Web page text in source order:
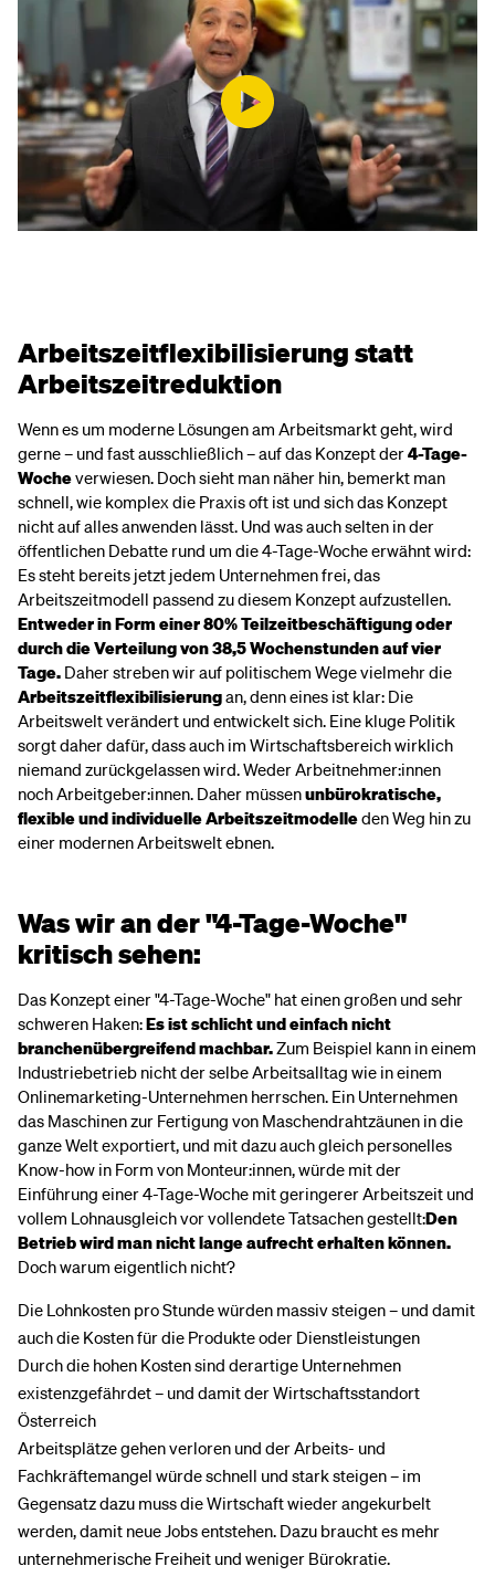
Arbeitszeitflexibilisierung statt
Arbeitszeitreduktion
Wenn es um moderne Lösungen am Arbeitsmarkt geht, wird
gerne – und fast ausschließlich – auf das Konzept der4-Tage-
Wocheverwiesen. Doch sieht man näher hin, bemerkt man
schnell, wie komplex die Praxis oft ist und sich das Konzept
nicht auf alles anwenden lässt. Und was auch selten in der
öffentlichen Debatte rund um die 4-Tage-Woche erwähnt wird:
Es steht bereits jetzt jedem Unternehmen frei, das
Arbeitszeitmodell passend zu diesem Konzept aufzustellen.
Entweder in Form einer 80% Teilzeitbeschäftigung oder
durch die Verteilung von 38,5 Wochenstunden auf vier
Tage. Daher streben wir auf politischem Wege vielmehr die
Arbeitszeitflexibilisierungan, denn eines ist klar: Die
Arbeitswelt verändert und entwickelt sich. Eine kluge Politik
sorgt daher dafür, dass auch im Wirtschaftsbereich wirklich
niemand zurückgelassen wird. Weder Arbeitnehmer:innen
noch Arbeitgeber:innen. Daher müssenunbürokratische,
flexible und individuelle Arbeitszeitmodelleden Weg hin zu
einer modernen Arbeitswelt ebnen.
Was wir an der "4-Tage-Woche"
kritisch sehen:
Das Konzept einer "4-Tage-Woche" hat einen großen und sehr
schweren Haken:Es ist schlicht und einfach nicht
branchenübergreifend machbar.Zum Beispiel kann in einem
Industriebetrieb nicht der selbe Arbeitsalltag wie in einem
Onlinemarketing-Unternehmen herrschen. Ein Unternehmen
das Maschinen zur Fertigung von Maschendrahtzäunen in die
ganze Welt exportiert, und mit dazu auch gleich personelles
Know-how in Form von Monteur:innen, würde mit der
Einführung einer 4-Tage-Woche mit geringerer Arbeitszeit und
vollem Lohnausgleich vor vollendete Tatsachen gestellt:Den
Betrieb wird man nicht lange aufrecht erhalten können.
Doch warum eigentlich nicht?
Die Lohnkosten pro Stunde würden massiv steigen – und damit
auch die Kosten für die Produkte oder Dienstleistungen
Durch die hohen Kosten sind derartige Unternehmen
existenzgefährdet – und damit der Wirtschaftsstandort
Österreich
Arbeitsplätze gehen verloren und der Arbeits- und
Fachkräftemangel würde schnell und stark steigen – im
Gegensatz dazu muss die Wirtschaft wieder angekurbelt
werden, damit neue Jobs entstehen. Dazu braucht es mehr
unternehmerische Freiheit und weniger Bürokratie.